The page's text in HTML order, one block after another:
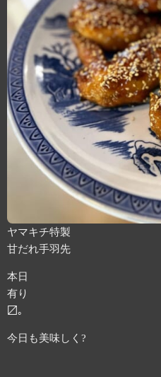
ヤマキチ特製
甘だれ手羽先
本日
有り
〼。
今日も美味しく?